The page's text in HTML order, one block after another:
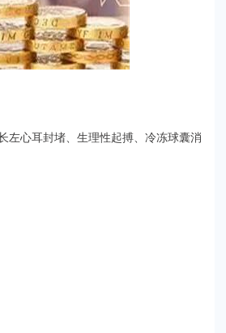
左心耳封堵、生理性起搏、冷冻球囊消